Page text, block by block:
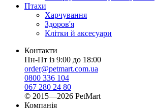
Птахи
Харчування
Здоров'я
Клітки й аксесуари
Контакти
Пн-Пт із 9:00 до 18:00
order@petmart.com.ua
0800 336 104
067 280 24 80
© 2015—2026 PetMart
Компанія